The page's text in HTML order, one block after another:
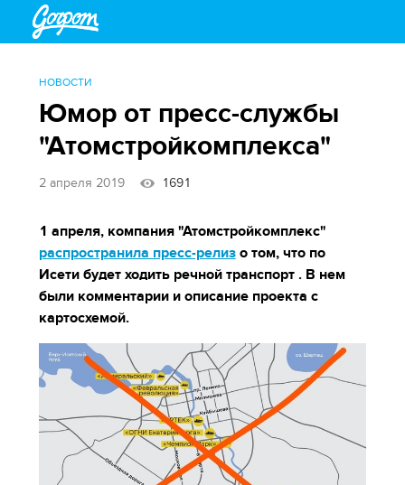
НОВОСТИ
Юмор от пресс-службы
"Атомстройкомплекса"
2 апреля 2019 1691
1 апреля, компания "Атомстройкомплекс"
распространила пресс-релизо том, что по
Исети будет ходить речной транспорт . В нем
были комментарии и описание проекта с
картосхемой.